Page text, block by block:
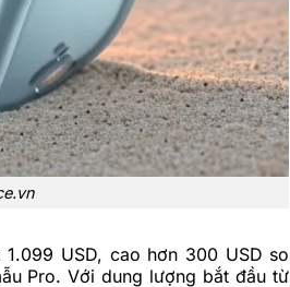
USD, cao hơn 300 USD so
Pro. Với dung lượng bắt đầu từ